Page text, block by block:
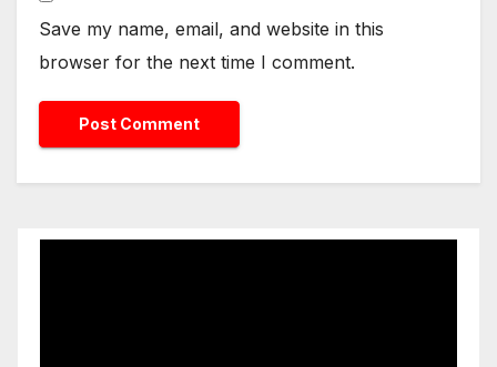
Save my name, email, and website in this
browser for the next time I comment.